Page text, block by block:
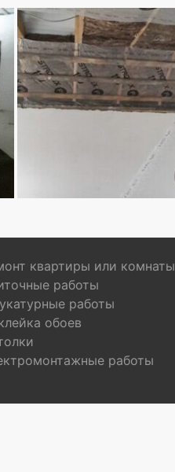
квартиры или комнаты
работы
работы
обоев
работы